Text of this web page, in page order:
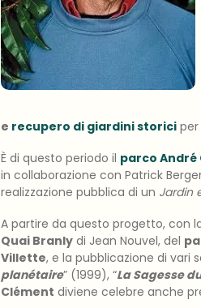
e recupero di giardini storici
È di questo periodo il parco André
in collaborazione con Patrick
realizzazione pubblica di un Jardin
A partire da questo progetto, con
Quai Branly di Jean Nouvel, del
Villette, e la pubblicazione di vari
planétaire” (1999), “La Sagesse
Clément diviene celebre anche